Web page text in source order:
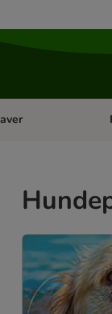
kategori menu: Kat